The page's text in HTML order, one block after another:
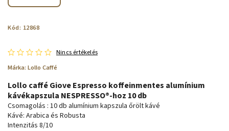
Kód: 12868
Nincs értékelés
Márka: Lollo Caffé
Lollo caffé Giove Espresso koffeinmentes alumínium
kávékapszula NESPRESSO®-hoz 10 db
Csomagolás : 10 db alumínium kapszula őrölt kávé
Kávé: Arabica és Robusta
Intenzitás 8/10